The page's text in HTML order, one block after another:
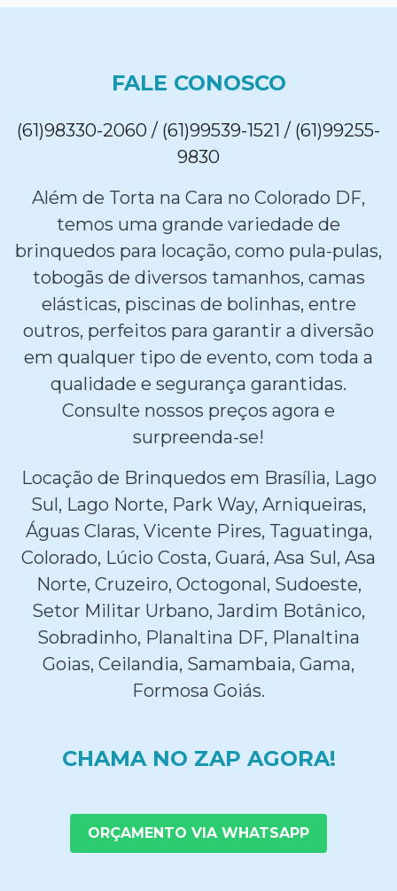
FALE CONOSCO
(61)98330-2060 / (61)99539-1521 / (61)99255-
9830
Além de Torta na Cara no Colorado DF,
temos uma grande variedade de
brinquedos para locação, como pula-pulas,
tobogãs de diversos tamanhos, camas
elásticas, piscinas de bolinhas, entre
outros, perfeitos para garantir a diversão
em qualquer tipo de evento, com toda a
qualidade e segurança garantidas.
Consulte nossos preços agora e
surpreenda-se!
Locação de Brinquedos em Brasília, Lago
Sul, Lago Norte, Park Way, Arniqueiras,
Águas Claras, Vicente Pires, Taguatinga,
Colorado, Lúcio Costa, Guará, Asa Sul, Asa
Norte, Cruzeiro, Octogonal, Sudoeste,
Setor Militar Urbano, Jardim Botânico,
Sobradinho, Planaltina DF, Planaltina
Goias, Ceilandia, Samambaia, Gama,
Formosa Goiás.
CHAMA NO ZAP AGORA!
ORÇAMENTO VIA WHATSAPP